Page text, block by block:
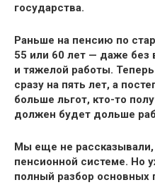
государства.
Раньше на пенсию по
55 или 60 лет — даже без
и тяжелой работы.
сразу на пять лет, а
больше льгот, кто-то
должен будет дольше
Мы еще не
пенсионной системе. Но
полный разбор основных